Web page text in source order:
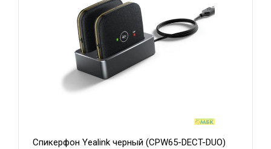
Спикерфон Yealink черный (CPW65-DECT-DUO)